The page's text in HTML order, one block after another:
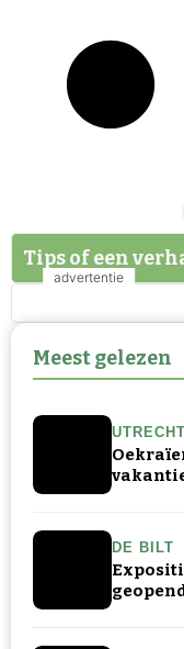
Tips of een
Meest gelezen
DE BILT